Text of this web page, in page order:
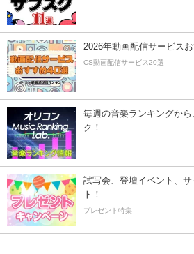
2026年動画配信サービス
CS動画配信サービス20選
毎週の音楽ランキングか
ク！
試写会、登壇イベント、
ト！
プレゼント特集